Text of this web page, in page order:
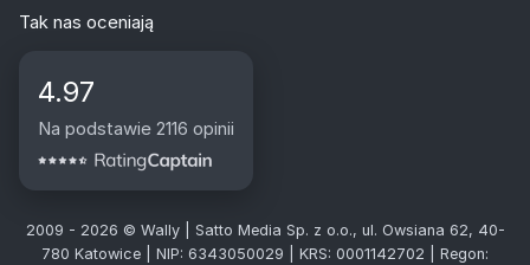
Tak nas oceniają
4.97
Na podstawie 2116 opinii
2009 - 2026 © Wally | Satto Media Sp. z o.o., ul. Owsiana 62, 40-
780 Katowice | NIP: 6343050029 | KRS: 0001142702 | Regon: